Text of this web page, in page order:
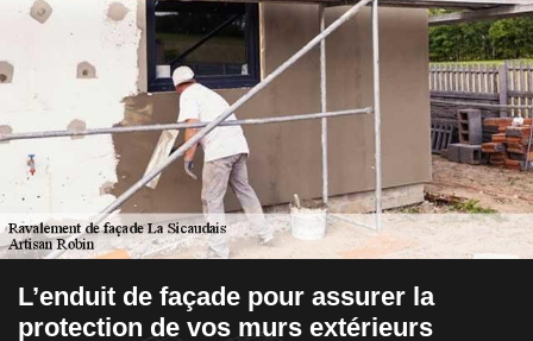
L’enduit de façade pour assurer la
protection de vos murs extérieurs